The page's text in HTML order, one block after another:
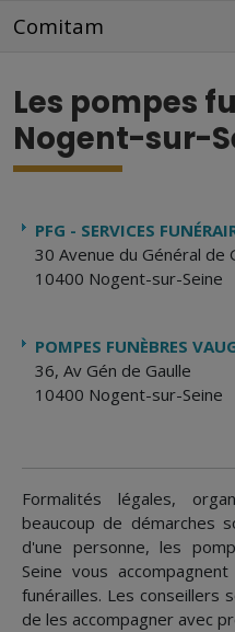
Comitam
Les pompes
Nogent-sur-
Formalités légales,
beaucoup de démarches
d'une personne, les
Seine vous
funérailles. Les conseillers
de les accompagner avec
PFG - SERVICES
30 Avenue du Général de
10400 Nogent-sur-Seine
POMPES FUNÈBRES
36, Av Gén de Gaulle
10400 Nogent-sur-Seine